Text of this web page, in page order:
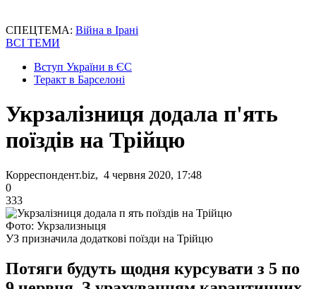
СПЕЦТЕМА: Війна в Ірані
ВСІ ТЕМИ
Вступ України в ЄС
Теракт в Барселоні
Укрзалізниця додала п'ять
поїздів на Трійцю
Корреспондент.biz, 4 червня 2020, 17:48
0
333
Фото: Укрзализныця
УЗ призначила додаткові поїзди на Трійцю
Потяги будуть щодня курсувати з 5 по